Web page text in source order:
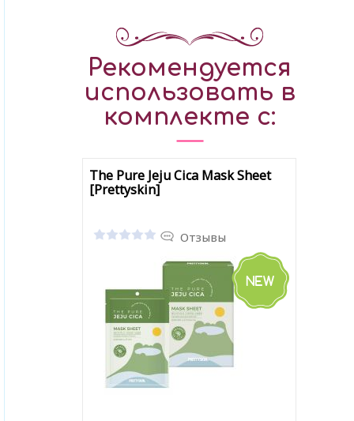
Рекомендуется
использовать в
комплекте с:
The Pure Jeju Cica Mask Sheet
[Prettyskin]
Отзывы